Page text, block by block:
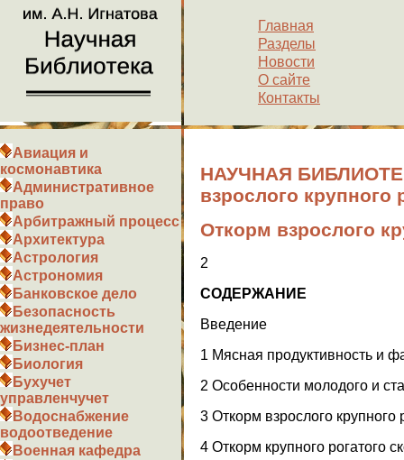
Главная
Разделы
Новости
О сайте
Контакты
Авиация и
космонавтика
Административное
право
Арбитражный процесс
Архитектура
Астрология
Астрономия
Банковское дело
Безопасность
жизнедеятельности
Бизнес-план
Биология
Бухучет
управленчучет
Водоснабжение
водоотведение
Военная кафедра
НАУЧНАЯ
взрослого крупного
Откорм взрослого
2
СОДЕРЖАНИЕ
Введение
1 Мясная продуктивность и
2 Особенности молодого и
3 Откорм взрослого крупного
4 Откорм крупного рогатого